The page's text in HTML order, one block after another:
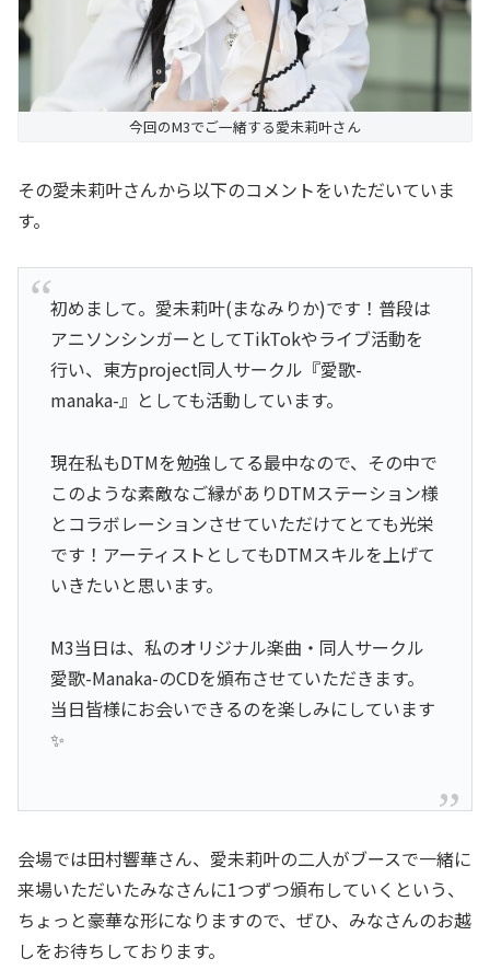
今回のM3でご一緒する愛未莉叶さん
その愛未莉叶さんから以下のコメントをいただいていま
す。
初めまして。愛未莉叶(まなみりか)です！普段は
アニソンシンガーとしてTikTokやライブ活動を
行い、東方project同人サークル『愛歌-
manaka-』としても活動しています。
現在私もDTMを勉強してる最中なので、その中で
このような素敵なご縁がありDTMステーション様
とコラボレーションさせていただけてとても光栄
です！アーティストとしてもDTMスキルを上げて
いきたいと思います。
M3当日は、私のオリジナル楽曲・同人サークル
愛歌-Manaka-のCDを頒布させていただきます。
当日皆様にお会いできるのを楽しみにしています
✨
会場では田村響華さん、愛未莉叶の二人がブースで一緒に
来場いただいたみなさんに1つずつ頒布していくという、
ちょっと豪華な形になりますので、ぜひ、みなさんのお越
しをお待ちしております。